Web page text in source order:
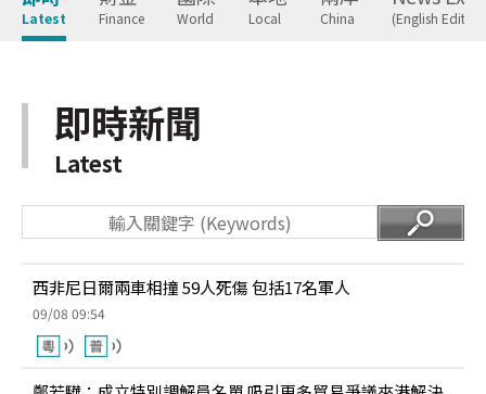
Latest Finance World Local China (English
即時新聞
Latest
西非尼日爾兩車相撞 59人死傷 包括17名軍人
09/08 09:54